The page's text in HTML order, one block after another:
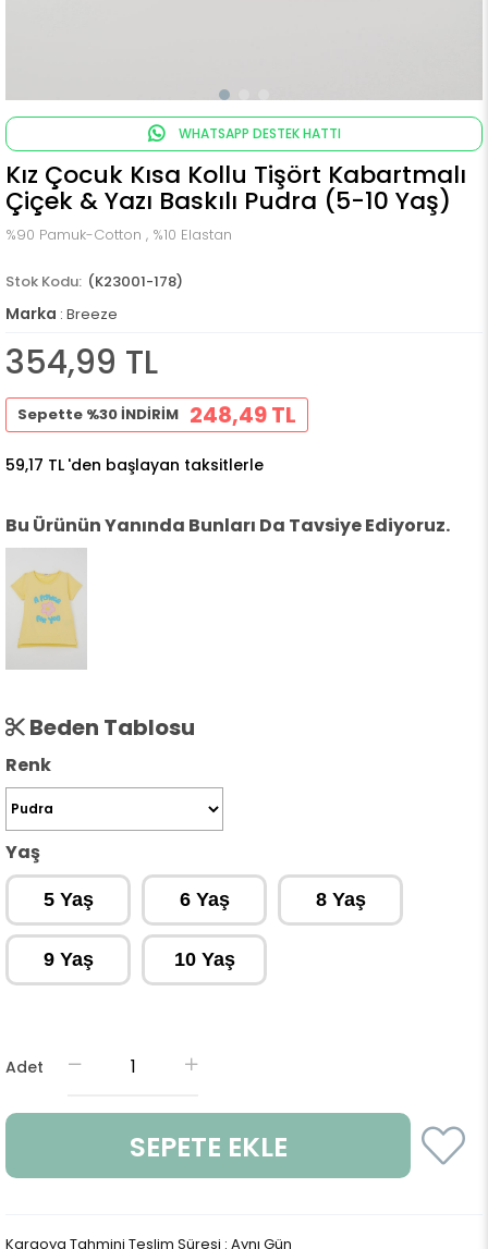
WHATSAPP DESTEK HATTI
Kız Çocuk Kısa Kollu Tişört Kabartmalı
Çiçek & Yazı Baskılı Pudra (5-10 Yaş)
%90 Pamuk-Cotton , %10 Elastan
(K23001-178)
Marka : Breeze
354,99 TL
Sepette %30 İNDİRİM 248,49 TL
59,17 TL 'den başlayan taksitlerle
Bu Ürünün Yanında Bunları Da Tavsiye Ediyoruz.
Beden Tablosu
Renk
Yaş
5 Yaş 6 Yaş 8 Yaş
9 Yaş 10 Yaş
Adet
Kargoya Tahmini Teslim Süresi : Aynı Gün